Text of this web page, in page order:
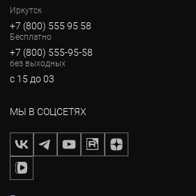
Иркутск
+7 (800) 555 95 58
Бесплатно
+7 (800) 555-95-58
без выходных
с 15 до 03
МЫ В СОЦСЕТЯХ